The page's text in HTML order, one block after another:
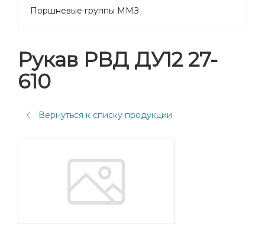
Поршневые группы ММЗ
Рукав РВД ДУ12 27-
610
Вернуться к списку продукции